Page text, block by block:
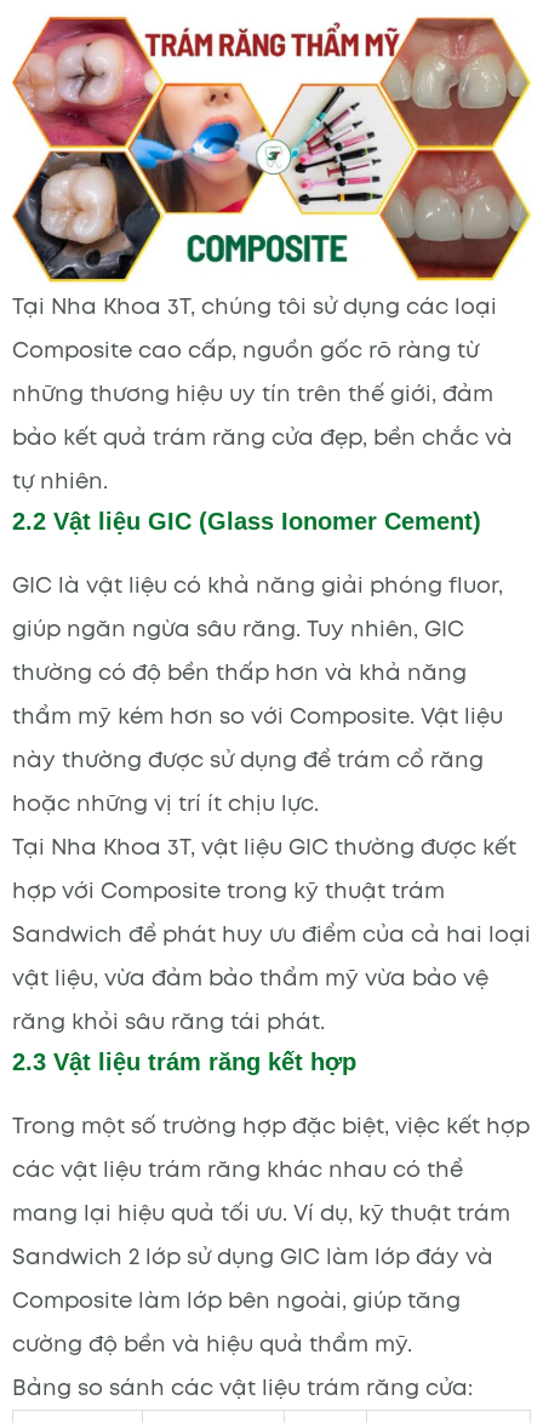
Tại Nha Khoa 3T, chúng tôi sử dụng các loại
Composite cao cấp, nguồn gốc rõ ràng từ
những thương hiệu uy tín trên thế giới, đảm
bảo kết quả trám răng cửa đẹp, bền chắc và
tự nhiên.
2.2 Vật liệu GIC (Glass Ionomer Cement)
GIC là vật liệu có khả năng giải phóng fluor,
giúp ngăn ngừa sâu răng. Tuy nhiên, GIC
thường có độ bền thấp hơn và khả năng
thẩm mỹ kém hơn so với Composite. Vật liệu
này thường được sử dụng để trám cổ răng
hoặc những vị trí ít chịu lực.
Tại Nha Khoa 3T, vật liệu GIC thường được kết
hợp với Composite trong kỹ thuật trám
Sandwich để phát huy ưu điểm của cả hai loại
vật liệu, vừa đảm bảo thẩm mỹ vừa bảo vệ
răng khỏi sâu răng tái phát.
2.3 Vật liệu trám răng kết hợp
Trong một số trường hợp đặc biệt, việc kết hợp
các vật liệu trám răng khác nhau có thể
mang lại hiệu quả tối ưu. Ví dụ, kỹ thuật trám
Sandwich 2 lớp sử dụng GIC làm lớp đáy và
Composite làm lớp bên ngoài, giúp tăng
cường độ bền và hiệu quả thẩm mỹ.
Bảng so sánh các vật liệu trám răng cửa: